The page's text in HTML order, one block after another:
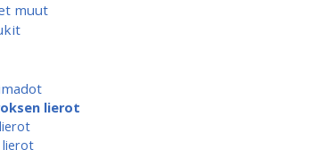
muut
lierot
lierot